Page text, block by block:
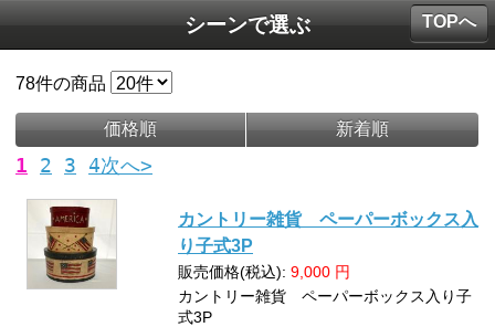
シーンで選ぶ
78件の商品
価格順 新着順
1 2 3 4次へ>
カントリー雑貨 ペーパーボックス入
り子式3P
販売価格(税込): 9,000 円
カントリー雑貨 ペーパーボックス入り子
式3P
TOPへ